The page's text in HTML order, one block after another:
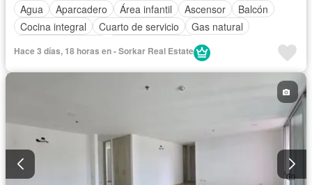
Agua
Aparcadero Área infantil Ascensor
Balcón
Cocina integral
Cuarto de servicio
Gas natural
Hace 3 días, 18 horas en - Sorkar Real Estate